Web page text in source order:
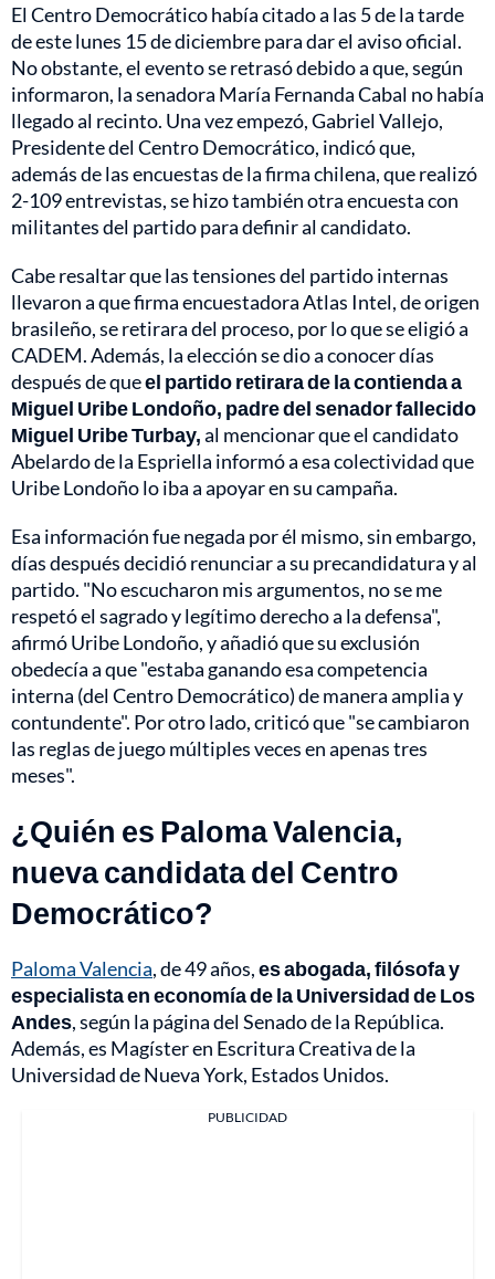
El Centro Democrático había citado a las 5 de la tarde
de este lunes 15 de diciembre para dar el aviso oficial.
No obstante, el evento se retrasó debido a que, según
informaron, la senadora María Fernanda Cabal no había
llegado al recinto. Una vez empezó, Gabriel Vallejo,
Presidente del Centro Democrático, indicó que,
además de las encuestas de la firma chilena, que realizó
2-109 entrevistas, se hizo también otra encuesta con
militantes del partido para definir al candidato.
Cabe resaltar que las tensiones del partido internas
llevaron a que firma encuestadora Atlas Intel, de origen
brasileño, se retirara del proceso, por lo que se eligió a
CADEM. Además, la elección se dio a conocer días
después de queel partido retirara de la contienda a
Miguel Uribe Londoño, padre del senador fallecido
Miguel Uribe Turbay,al mencionar que el candidato
Abelardo de la Espriella informó a esa colectividad que
Uribe Londoño lo iba a apoyar en su campaña.
Esa información fue negada por él mismo, sin embargo,
días después decidió renunciar a su precandidatura y al
partido. "No escucharon mis argumentos, no se me
respetó el sagrado y legítimo derecho a la defensa",
afirmó Uribe Londoño, y añadió que su exclusión
obedecía a que "estaba ganando esa competencia
interna (del Centro Democrático) de manera amplia y
contundente". Por otro lado, criticó que "se cambiaron
las reglas de juego múltiples veces en apenas tres
meses".
¿Quién es Paloma Valencia,
nueva candidata del Centro
Democrático?
Paloma Valencia, de 49 años,es abogada, filósofa y
especialista en economía de la Universidad de Los
Andes, según la página del Senado de la República.
Además, es Magíster en Escritura Creativa de la
Universidad de Nueva York, Estados Unidos.
PUBLICIDAD